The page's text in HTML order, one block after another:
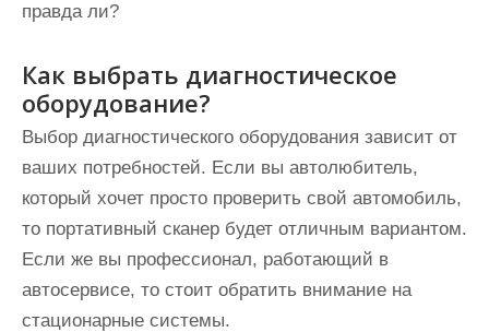
правда ли?
Как выбрать диагностическое
оборудование?
Выбор диагностического оборудования зависит от
ваших потребностей. Если вы автолюбитель,
который хочет просто проверить свой автомобиль,
то портативный сканер будет отличным вариантом.
Если же вы профессионал, работающий в
автосервисе, то стоит обратить внимание на
стационарные системы.